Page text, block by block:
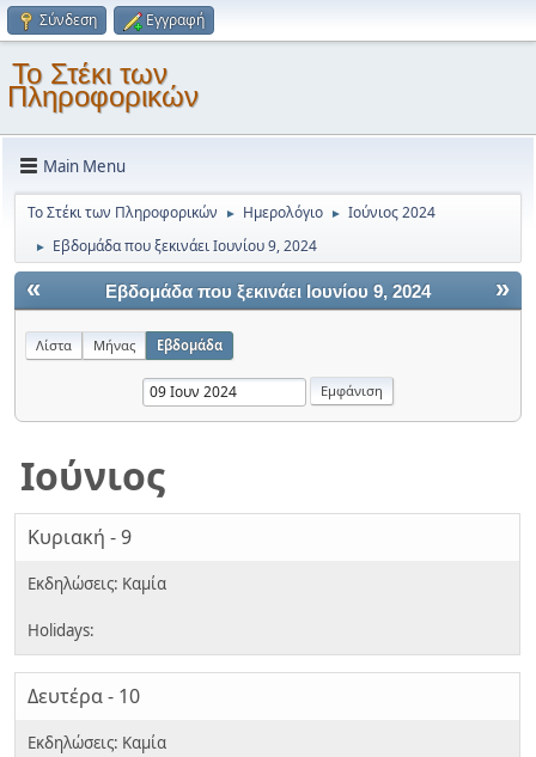
Σύνδεση Εγγραφή
Το Στέκι των
Πληροφορικών
Main Menu
Το Στέκι των Πληροφορικών ► Ημερολόγιο ► Ιούνιος 2024
► Εβδομάδα που ξεκινάει Ιουνίου 9, 2024
« »
Εβδομάδα που ξεκινάει Ιουνίου 9, 2024
Λίστα Μήνας Εβδομάδα
Ιούνιος
Κυριακή - 9
Δευτέρα - 10